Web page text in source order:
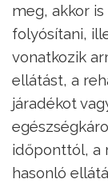
meg, akkor
folyósítani,
vonatkozik
ellátást, a
járadékot
időponttól, a
hasonló